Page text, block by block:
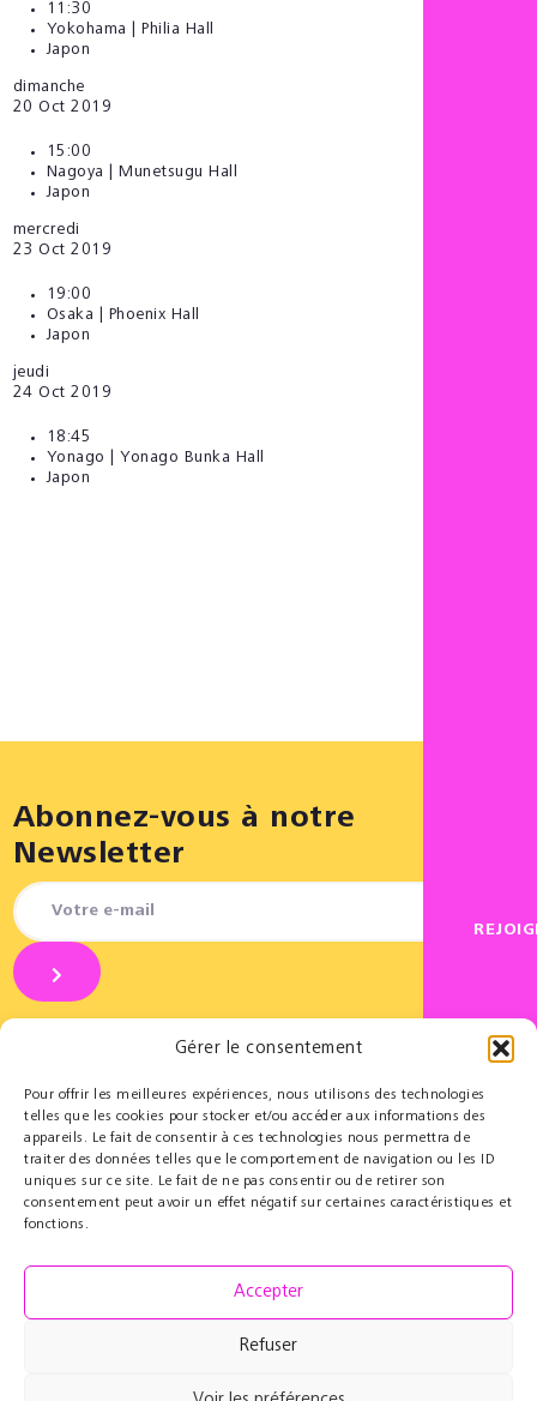
Gérer le consentement
Pour offrir les meilleures expériences, nous utilisons des technologies
telles que les cookies pour stocker et/ou accéder aux informations des
appareils. Le fait de consentir à ces technologies nous permettra de
traiter des données telles que le comportement de navigation ou les ID
uniques sur ce site. Le fait de ne pas consentir ou de retirer son
consentement peut avoir un effet négatif sur certaines caractéristiques et
fonctions.
Accepter
Refuser
11:30
Yokohama | Philia Hall
Japon
dimanche
20 Oct 2019
15:00
Nagoya | Munetsugu Hall
Japon
mercredi
23 Oct 2019
19:00
Osaka | Phoenix Hall
Japon
jeudi
24 Oct 2019
18:45
Yonago | Yonago Bunka Hall
Japon
Abonnez-vous à notre
Newsletter
Partenaires
Le Cercle des Mécènes
Partenaires institutionnels
Nous soutenir
Éducatif
Résidences pédagogiques
t@lenschool
Grand Parcours Sonore
Contact